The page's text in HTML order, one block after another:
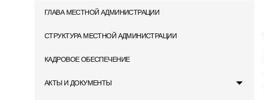
ГЛАВА МЕСТНОЙ АДМИНИСТРАЦИИ
СТРУКТУРА МЕСТНОЙ АДМИНИСТРАЦИИ
КАДРОВОЕ ОБЕСПЕЧЕНИЕ
АКТЫ И ДОКУМЕНТЫ